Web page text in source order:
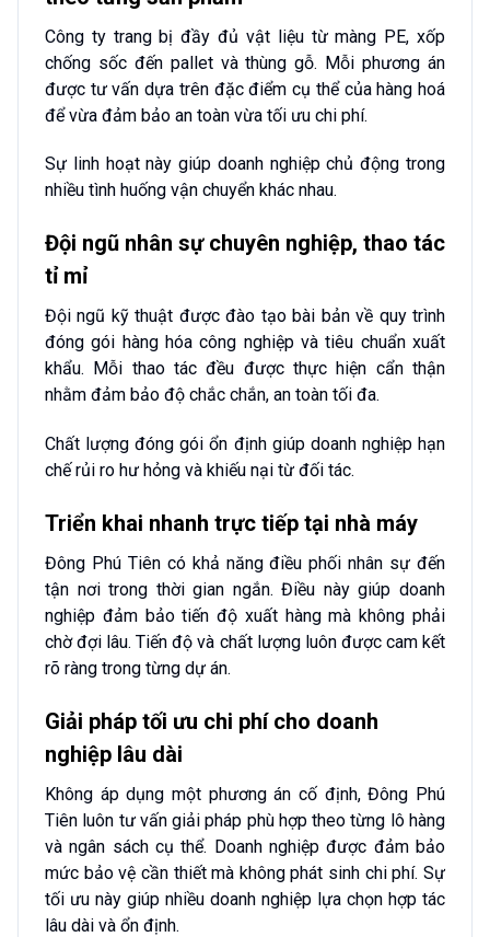
Công ty trang bị đầy đủ vật liệu từ màng PE, xốp
chống sốc đến pallet và thùng gỗ. Mỗi phương án
được tư vấn dựa trên đặc điểm cụ thể của hàng hoá
để vừa đảm bảo an toàn vừa tối ưu chi phí.
Sự linh hoạt này giúp doanh nghiệp chủ động trong
nhiều tình huống vận chuyển khác nhau.
Đội ngũ nhân sự chuyên nghiệp, thao tác
tỉ mỉ
Đội ngũ kỹ thuật được đào tạo bài bản về quy trình
đóng gói hàng hóa công nghiệp và tiêu chuẩn xuất
khẩu. Mỗi thao tác đều được thực hiện cẩn thận
nhằm đảm bảo độ chắc chắn, an toàn tối đa.
Chất lượng đóng gói ổn định giúp doanh nghiệp hạn
chế rủi ro hư hỏng và khiếu nại từ đối tác.
Triển khai nhanh trực tiếp tại nhà máy
Đông Phú Tiên có khả năng điều phối nhân sự đến
tận nơi trong thời gian ngắn. Điều này giúp doanh
nghiệp đảm bảo tiến độ xuất hàng mà không phải
chờ đợi lâu. Tiến độ và chất lượng luôn được cam kết
rõ ràng trong từng dự án.
Giải pháp tối ưu chi phí cho doanh
nghiệp lâu dài
Không áp dụng một phương án cố định, Đông Phú
Tiên luôn tư vấn giải pháp phù hợp theo từng lô hàng
và ngân sách cụ thể. Doanh nghiệp được đảm bảo
mức bảo vệ cần thiết mà không phát sinh chi phí. Sự
tối ưu này giúp nhiều doanh nghiệp lựa chọn hợp tác
lâu dài và ổn định.